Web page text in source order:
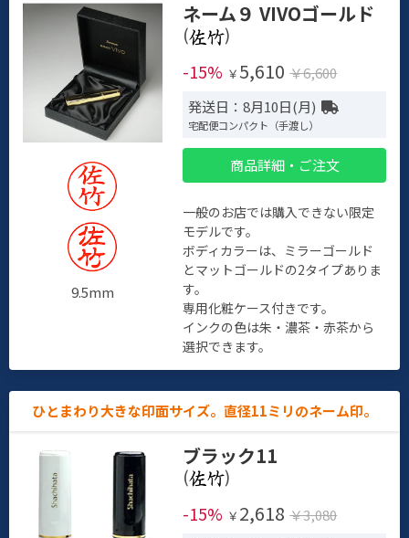
9.5mm
ネーム９ VIVOゴールド
(
)
-15% ￥ 5,610 ￥6,600
発送日：8月10日(月)
宅配便コンパクト（手渡し）
商品詳細・ご注文
一般のお店では購入できない限定
モデルです。
ボディカラーは、ミラーゴールド
とマットゴールドの2タイプありま
す。
専用化粧ケース付きです。
インクの色は朱・濃茶・赤茶から
選択できます。
ひとまわり大きな印面サイズ。直径11ミリのネーム印。
ブラック11
(
)
-15% ￥ 2,618 ￥3,080